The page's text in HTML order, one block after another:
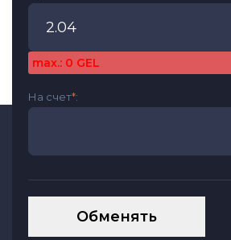
max.: 0 GEL
На счет*: